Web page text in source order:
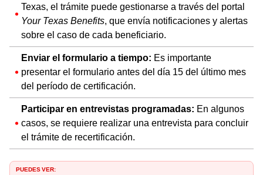
Texas, el trámite puede gestionarse a través del portal
Your Texas Benefits, que envía notificaciones y alertas
sobre el caso de cada beneficiario.
Enviar el formulario a tiempo: Es importante
presentar el formulario antes del día 15 del último mes
del período de certificación.
Participar en entrevistas programadas: En algunos
casos, se requiere realizar una entrevista para concluir
el trámite de recertificación.
PUEDES VER: